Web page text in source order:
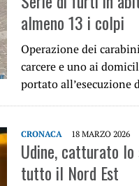
almeno 13 i colpi
Operazione dei
carcere e uno ai
portato
CRONACA 18 MARZO 2026
Udine, catturato
tutto il Nord Est